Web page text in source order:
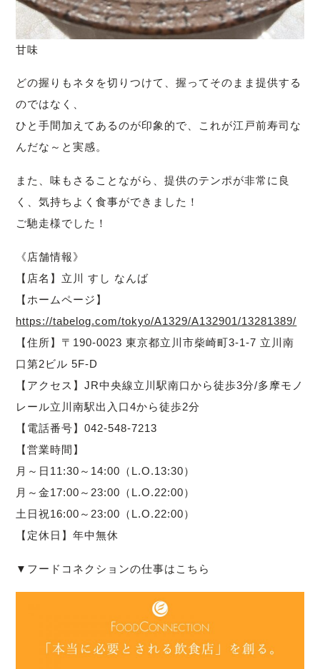
甘味
どの握りもネタを切りつけて、握ってそのまま提供する
のではなく、
ひと手間加えてあるのが印象的で、これが江戸前寿司な
んだな～と実感。
また、味もさることながら、提供のテンポが非常に良
く、気持ちよく食事ができました！
ご馳走様でした！
《店舗情報》
【店名】立川 すし なんば
【ホームページ】
https://tabelog.com/tokyo/A1329/A132901/13281389/
【住所】〒190-0023 東京都立川市柴崎町3-1-7 立川南
口第2ビル 5F-D
【アクセス】JR中央線立川駅南口から徒歩3分/多摩モノ
レール立川南駅出入口4から徒歩2分
【電話番号】042-548-7213
【営業時間】
月～日11:30～14:00（L.O.13:30）
月～金17:00～23:00（L.O.22:00）
土日祝16:00～23:00（L.O.22:00）
【定休日】年中無休
▼フードコネクションの仕事はこちら